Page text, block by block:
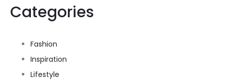
Categories
Fashion
Inspiration
Lifestyle